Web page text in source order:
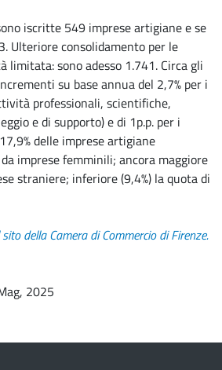
iscritte 549 imprese artigiane e se
Ulteriore consolidamento per le
limitata: sono adesso 1.741. Circa gli
su base annua del 2,7% per i
professionali, scientifiche,
e di supporto) e di 1p.p. per i
delle imprese artigiane
imprese femminili; ancora maggiore
straniere; inferiore (9,4%) la quota di
della Camera di Commercio di Firenze.
2025